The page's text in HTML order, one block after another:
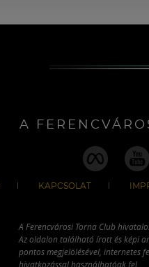
A
KAPCSOLAT
A Ferencvárosi Torna Club
Az oldalon található írott és képi
pontos megjelölésével, internetes
hivatkozással használhatóak fel.